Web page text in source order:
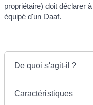
propriétaire) doit déclarer
équipé d'un Daaf.
De quoi s'agit-il ?
Caractéristiques